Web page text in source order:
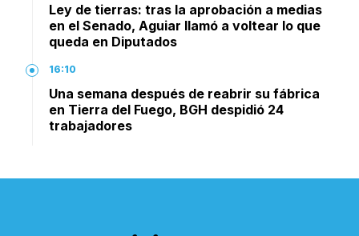
Ley de tierras: tras la aprobación a medias
en el Senado, Aguiar llamó a voltear lo que
queda en Diputados
16:10
Una semana después de reabrir su fábrica
en Tierra del Fuego, BGH despidió 24
trabajadores